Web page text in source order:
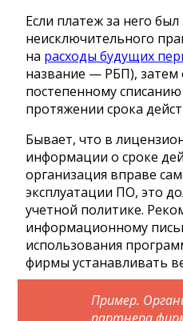
Если платеж за него
неисключительного
на расходы будущих
название — РБП), затем
постепенному
протяжении срока
Бывает, что в
информации о сроке
организация вправе
эксплуатации ПО, это
учетной политике.
информационному
использования
фирмы устанавливать
Пример.